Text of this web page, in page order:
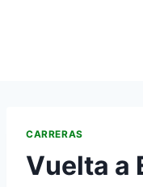
CARRERAS
Vuelta a